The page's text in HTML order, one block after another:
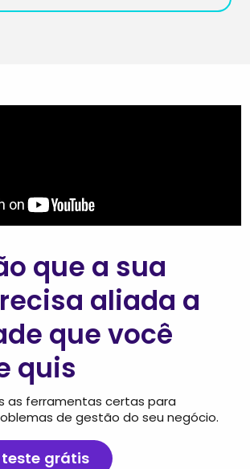
que a sua
aliada a
que você
quis
as ferramentas certas para
de gestão do seu negócio.
teste grátis